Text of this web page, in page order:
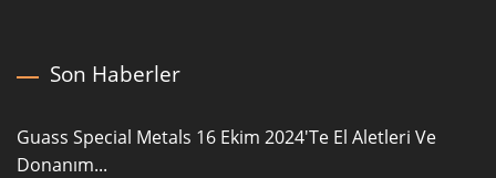
Son Haberler
Guass Special Metals 16 Ekim 2024'te El Aletleri Ve
Donanım...